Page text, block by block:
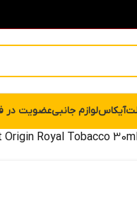
آیکاسلوازم جانبیعضویت در